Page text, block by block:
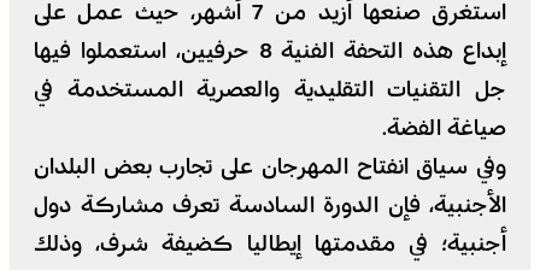
استغرق صنعها أزيد من 7 أشهر، حيث عمل على
إبداع هذه التحفة الفنية 8 حرفيين، استعملوا فيها
جل التقنيات التقليدية والعصرية المستخدمة في
صياغة الفضة.
وفي سياق انفتاح المهرجان على تجارب بعض البلدان
الأجنبية، فإن الدورة السادسة تعرف مشاركة دول
أجنبية؛ في مقدمتها إيطاليا كضيفة شرف، وذلك